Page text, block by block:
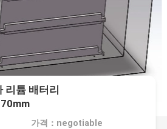
리튬 배터리
가격：negotiable